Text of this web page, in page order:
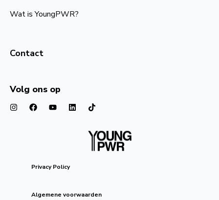
Wat is YoungPWR?
Contact
Volg ons op
Privacy Policy
Algemene voorwaarden